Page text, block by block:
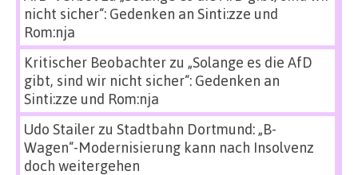
nicht sicher“: Gedenken an Sinti:zze und
Rom:nja
Kritischer Beobachterzu „Solange es die AfD
gibt, sind wir nicht sicher“: Gedenken an
Sinti:zze und Rom:nja
Udo Stailerzu Stadtbahn Dortmund: „B-
Wagen“-Modernisierung kann nach Insolvenz
doch weitergehen